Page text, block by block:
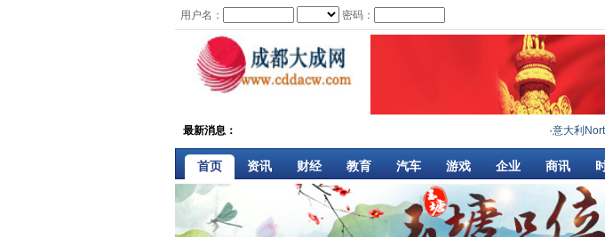
用户名： 密码：
最新消息： 意大利
首页 资讯 财经 教育 汽车 游戏 企业 商讯